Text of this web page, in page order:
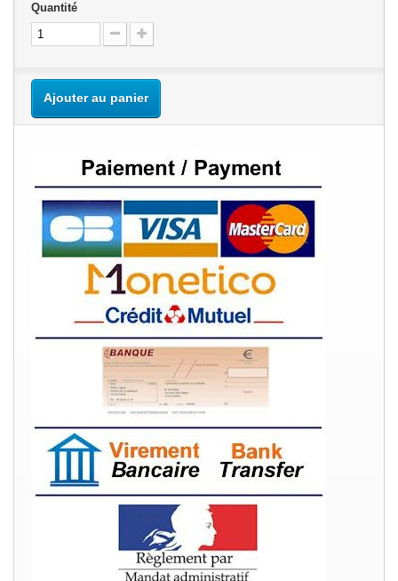
Quantité
Ajouter au panier